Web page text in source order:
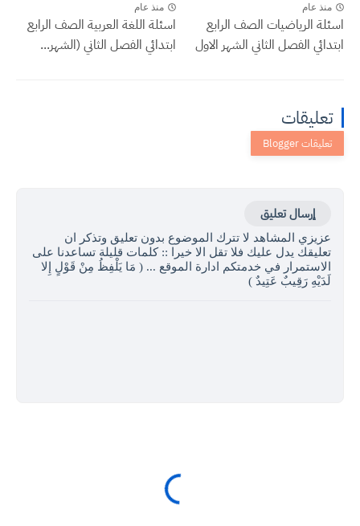
منذ عام
اسئلة الرياضيات الصف الرابع
ابتدائي الفصل الثاني الشهر الاول
منذ عام
اسئلة اللغة العربية الصف الرابع
ابتدائي الفصل الثاني (الشهر...
تعليقات
إرسال تعليق
عزيزي المشاهد لا تترك الموضوع بدون تعليق وتذكر ان
تعليقك يدل عليك فلا تقل الا خيرا :: كلمات قليلة تساعدنا على
الاستمرار في خدمتكم ادارة الموقع ... ( مَا يَلْفِظُ مِنْ قَوْلٍ إِلا
لَدَيْهِ رَقِيبٌ عَتِيدٌ )